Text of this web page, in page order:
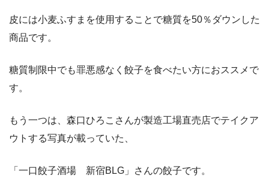
皮には小麦ふすまを使用することで糖質を50％ダウンした
商品です。
糖質制限中でも罪悪感なく餃子を食べたい方におススメで
す。
もう一つは、森口ひろこさんが製造工場直売店でテイクア
ウトする写真が載っていた、
「一口餃子酒場 新宿BLG」さんの餃子です。